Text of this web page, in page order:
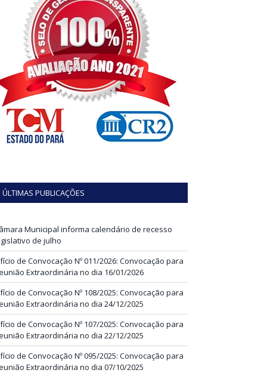
ÚLTIMAS PUBLICAÇÕES
Municipal informa calendário de recesso
de julho
de Convocação Nº 011/2026: Convocação para
Extraordinária no dia 16/01/2026
de Convocação Nº 108/2025: Convocação para
Extraordinária no dia 24/12/2025
de Convocação Nº 107/2025: Convocação para
Extraordinária no dia 22/12/2025
de Convocação Nº 095/2025: Convocação para
Extraordinária no dia 07/10/2025